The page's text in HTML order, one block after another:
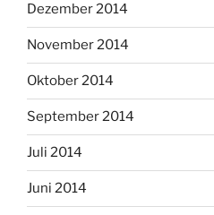
Dezember 2014
November 2014
Oktober 2014
September 2014
Juli 2014
Juni 2014